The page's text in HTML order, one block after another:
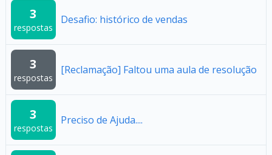
3
respostas
Desafio: histórico de vendas
3
respostas
[Reclamação] Faltou uma aula de resolução
3
respostas
Preciso de Ajuda....